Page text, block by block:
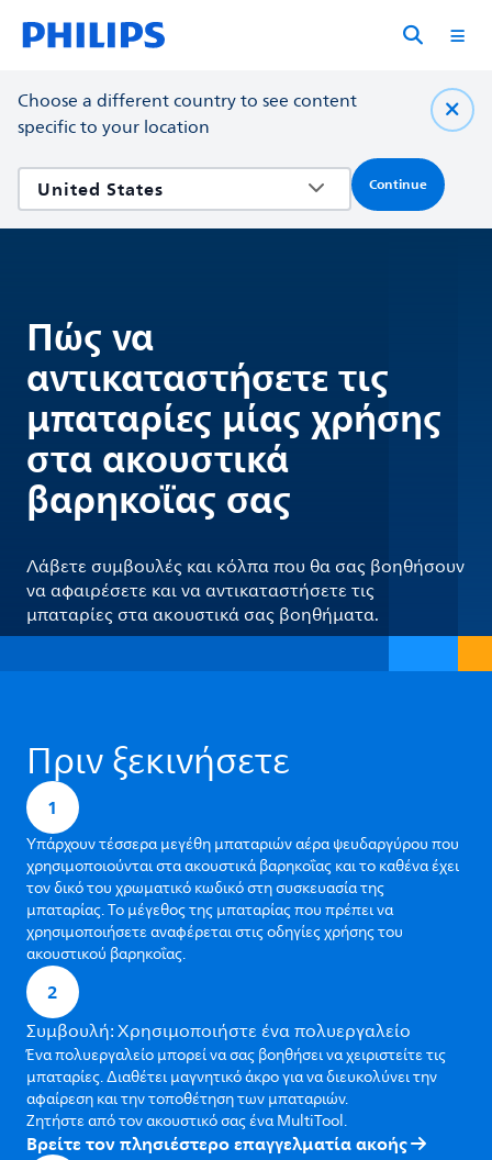
Choose a different country to see content
specific to your location
Continue
Πώς να
αντικαταστήσετε τις
μπαταρίες μίας χρήσης
στα ακουστικά
βαρηκοΐας σας
Λάβετε συμβουλές και κόλπα που θα σας βοηθήσουν
να αφαιρέσετε και να αντικαταστήσετε τις
μπαταρίες στα ακουστικά σας βοηθήματα.
Πριν ξεκινήσετε
1
Υπάρχουν τέσσερα μεγέθη μπαταριών αέρα ψευδαργύρου που
χρησιμοποιούνται στα ακουστικά βαρηκοΐας και το καθένα έχει
τον δικό του χρωματικό κωδικό στη συσκευασία της
μπαταρίας. Το μέγεθος της μπαταρίας που πρέπει να
χρησιμοποιήσετε αναφέρεται στις οδηγίες χρήσης του
ακουστικού βαρηκοΐας.
2
Συμβουλή: Χρησιμοποιήστε ένα πολυεργαλείο
Ένα πολυεργαλείο μπορεί να σας βοηθήσει να χειριστείτε τις
μπαταρίες. Διαθέτει μαγνητικό άκρο για να διευκολύνει την
αφαίρεση και την τοποθέτηση των μπαταριών.
Ζητήστε από τον ακουστικό σας ένα MultiTool.
Βρείτε τον πλησιέστερο επαγγελματία ακοής